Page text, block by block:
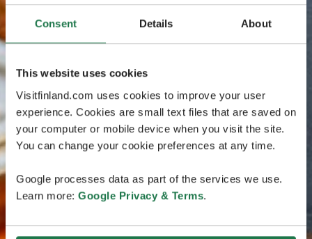
Consent Details About
This website uses cookies
Visitfinland.com uses cookies to improve your user
experience. Cookies are small text files that are saved on
your computer or mobile device when you visit the site.
You can change your cookie preferences at any time.
Google processes data as part of the services we use.
Learn more: Google Privacy & Terms.